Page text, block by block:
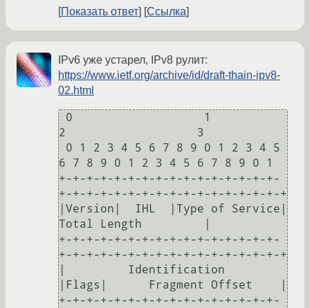
Показать ответ
Ссылка
IPv6 уже устарел, IPv8 рулит:
https://www.ietf.org/archive/id/draft-thain-ipv8-
02.html
2                   3
6 7 8 9 0 1 2 3 4 5 6 7 8 9 0 1
+-+-+-+-+-+-+-+-+-+-+-+-+-+-+-+-
+-+-+-+-+-+-+-+-+-+-+-+-+-+-+-+-+
|Version|  IHL  |Type of Service|
Total Length         |
+-+-+-+-+-+-+-+-+-+-+-+-+-+-+-+-
+-+-+-+-+-+-+-+-+-+-+-+-+-+-+-+-+
|         Identification
|Flags|      Fragment Offset    |
+-+-+-+-+-+-+-+-+-+-+-+-+-+-+-+-